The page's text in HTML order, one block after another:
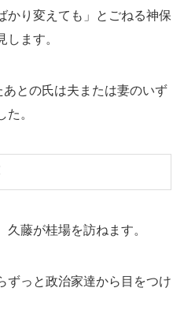
かり変えても」とごねる神保
ます。
との氏は夫または妻のいず
。
藤が桂場を訪ねます。
ずっと政治家達から目をつけ